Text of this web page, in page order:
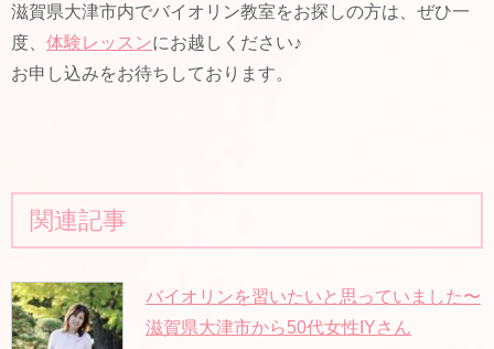
滋賀県大津市内でバイオリン教室をお探しの方は、ぜひ一
度、 体験レッスンにお越しください♪
お申し込みをお待ちしております。
関連記事
バイオリンを習いたいと思っていました〜
滋賀県大津市から50代女性IYさん